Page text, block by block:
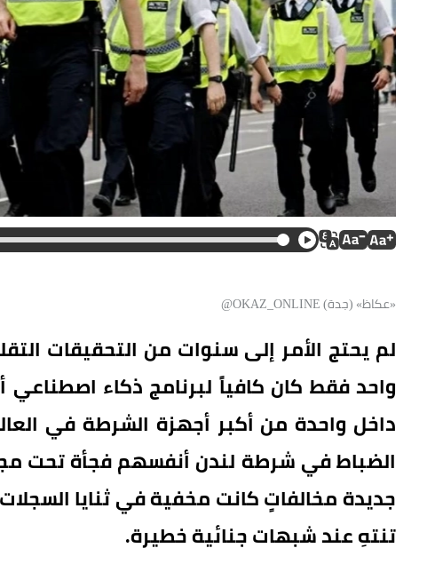
«عكاظ» (جدة) OKAZ_ONLINE@
لم يحتج الأمر إلى سنوات من التحقيقات
واحد فقط كان كافياً لبرنامج ذكاء
داخل واحدة من أكبر أجهزة الشرطة في
الضباط في شرطة لندن أنفسهم فجأة تحت
جديدة مخالفاتٍ كانت مخفية في ثنايا
تنتهِ عند شبهات جنائية خطيرة.